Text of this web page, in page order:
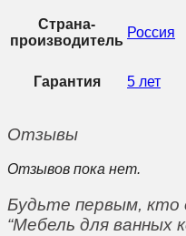
Страна-
производитель
Россия
Гарантия 5 лет
Отзывы
Отзывов пока нет.
Будьте первым, кто
“Мебель для ванных